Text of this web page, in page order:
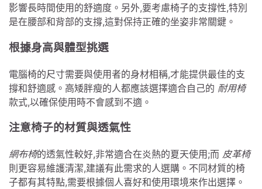
影響長時間使用的舒適度。另外,要考慮椅子的支撐性,特別
是在腰部和背部的支撐,這對保持正確的坐姿非常關鍵。
根據身高與體型挑選
電腦椅的尺寸需要與使用者的身材相稱,才能提供最佳的支
撐和舒適感。高矮胖瘦的人都應該選擇適合自己的 耐用椅
款式,以確保使用時不會感到不適。
注意椅子的材質與透氣性
網布椅的透氣性較好,非常適合在炎熱的夏天使用;而 皮革椅
則更容易維護清潔,建議有此需求的人選購。不同材質的椅
子都有其特點,需要根據個人喜好和使用環境來作出選擇。